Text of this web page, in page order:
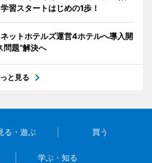
習スタートはじめの1歩！
ットホテルズ運営4ホテルへ導入開
題”解決へ
と見る
る・遊ぶ 買う
学ぶ・知る